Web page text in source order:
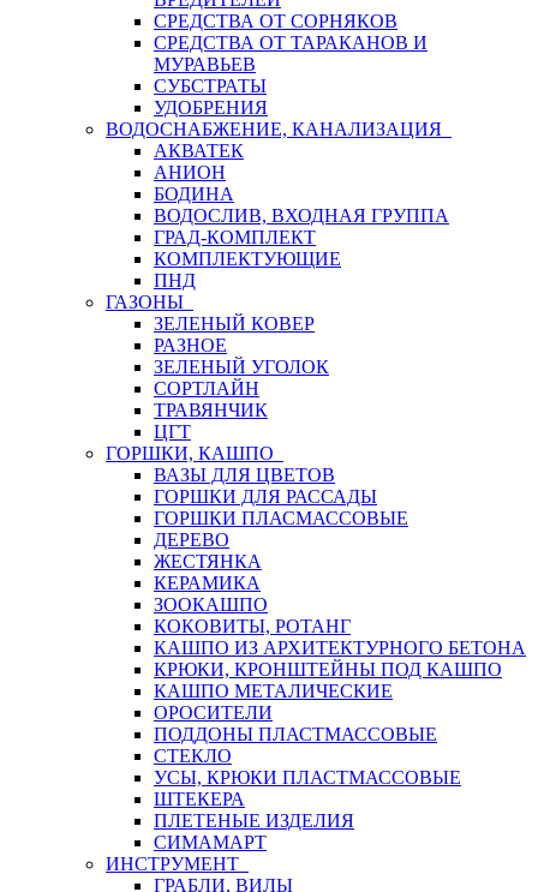
СРЕДСТВА ОТ СОРНЯКОВ
СРЕДСТВА ОТ ТАРАКАНОВ И
МУРАВЬЕВ
СУБСТРАТЫ
УДОБРЕНИЯ
ВОДОСНАБЖЕНИЕ, КАНАЛИЗАЦИЯ
АКВАТЕК
АНИОН
БОДИНА
ВОДОСЛИВ, ВХОДНАЯ ГРУППА
ГРАД-КОМПЛЕКТ
КОМПЛЕКТУЮЩИЕ
ПНД
ГАЗОНЫ
ЗЕЛЕНЫЙ КОВЕР
РАЗНОЕ
ЗЕЛЕНЫЙ УГОЛОК
СОРТЛАЙН
ТРАВЯНЧИК
ЦГТ
ГОРШКИ, КАШПО
ВАЗЫ ДЛЯ ЦВЕТОВ
ГОРШКИ ДЛЯ РАССАДЫ
ГОРШКИ ПЛАСМАССОВЫЕ
ДЕРЕВО
ЖЕСТЯНКА
КЕРАМИКА
ЗООКАШПО
КОКОВИТЫ, РОТАНГ
КАШПО ИЗ АРХИТЕКТУРНОГО БЕТОНА
КРЮКИ, КРОНШТЕЙНЫ ПОД КАШПО
КАШПО МЕТАЛИЧЕСКИЕ
ОРОСИТЕЛИ
ПОДДОНЫ ПЛАСТМАССОВЫЕ
СТЕКЛО
УСЫ, КРЮКИ ПЛАСТМАССОВЫЕ
ШТЕКЕРА
ПЛЕТЕНЫЕ ИЗДЕЛИЯ
СИМАМАРТ
ИНСТРУМЕНТ
ГРАБЛИ, ВИЛЫ